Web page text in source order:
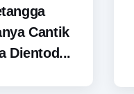
Cantik
Dientod...